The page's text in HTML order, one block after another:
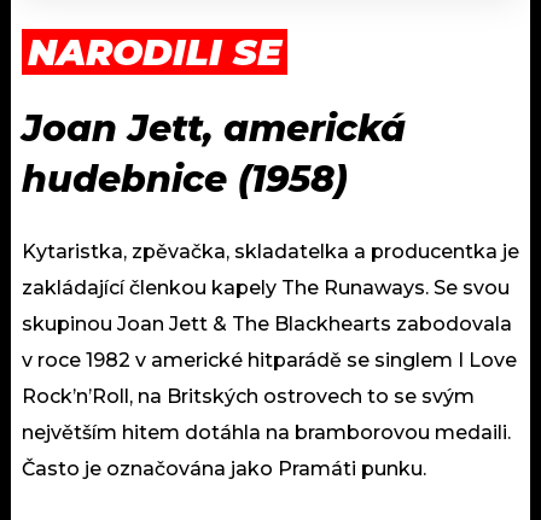
NARODILI SE
Joan Jett, americká
hudebnice (1958)
Kytaristka, zpěvačka, skladatelka a producentka je
zakládající členkou kapely The Runaways. Se svou
skupinou Joan Jett & The Blackhearts zabodovala
v roce 1982 v americké hitparádě se singlem I Love
Rock’n’Roll, na Britských ostrovech to se svým
největším hitem dotáhla na bramborovou medaili.
Často je označována jako Pramáti punku.